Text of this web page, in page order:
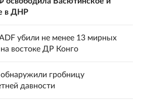
в ДНР
убили не менее 13 мирных
востоке ДР Конго
обнаружили гробницу
давности